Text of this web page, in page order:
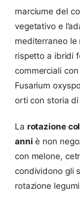
marciume del
vegetativo e
mediterraneo
rispetto a ibridi
commerciali
Fusarium
orti con storia
La rotazione
anni è non
con melone,
condividono gli
rotazione